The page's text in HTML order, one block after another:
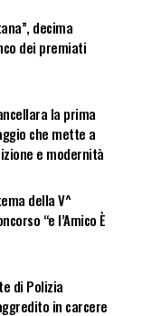
decima
dei premiati
la prima
che mette a
e modernità
della V^
“e l’Amico È
di Polizia
in carcere